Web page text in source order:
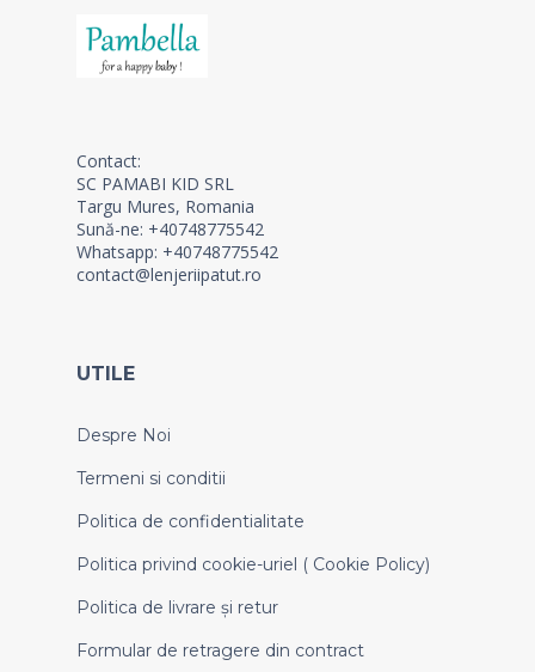
Contact:
SC PAMABI KID SRL
Targu Mures, Romania
Sună-ne: +40748775542
Whatsapp: +40748775542
contact@lenjeriipatut.ro
UTILE
Despre Noi
Termeni si conditii
Politica de confidentialitate
Politica privind cookie-uriel ( Cookie Policy)
Politica de livrare și retur
Formular de retragere din contract